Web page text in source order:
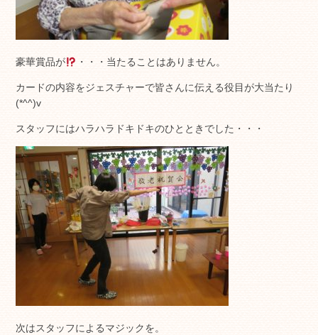
豪華賞品が ・・・当たることはありません。
カードの内容をジェスチャーで皆さんに伝える役目が大当たり
(*^^)v
スタッフにはハラハラドキドキのひとときでした・・・
次はスタッフによるマジックを。